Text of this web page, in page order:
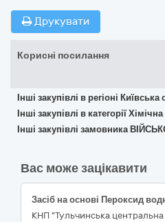
Друкувати
Корисні посилання
Інші закупівлі в регіоні
Інші закупівлі в категорії
Інші закупівлі замовника
Вас може зацікавити
КНП "Тульчинська